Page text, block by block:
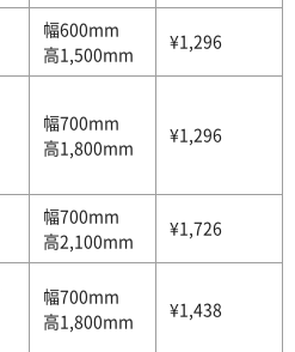
幅600mm
高1,500mm
¥1,296
幅700mm
高1,800mm
¥1,296
幅700mm
高2,100mm
¥1,726
幅700mm
高1,800mm
¥1,438